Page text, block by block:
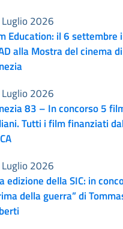
Education: il 6 settembre
alla Mostra del cinema di
2026
83 – In concorso 5
Tutti i film finanziati
2026
edizione della SIC: in
della guerra” di
2026